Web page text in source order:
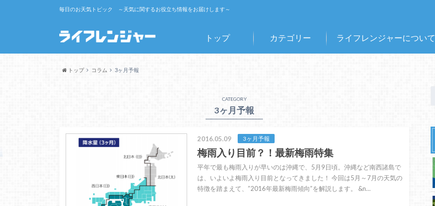
毎日のお天気トピック ～天気に関するお役立ち情報をお届けします～
トップ カテゴリー ライフレンジャーについて
トップ コラム 3ヶ月予報
CATEGORY
3ヶ月予報
2016.05.09 3ヶ月予報
梅雨入り目前？！最新梅雨特集
平年で最も梅雨入りが早いのは沖縄で、5月9日頃。沖縄など南西諸島で
は、いよいよ梅雨入り目前となってきました！ 今回は5月～7月の天気の
特徴を踏まえて、”2016年最新梅雨傾向”を解説します。 &n…